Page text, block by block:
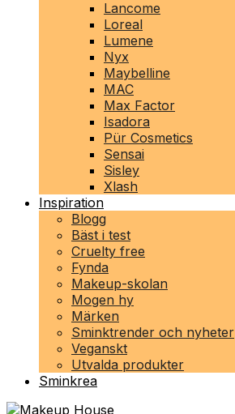
Lancome
Loreal
Lumene
Nyx
Maybelline
MAC
Max Factor
Isadora
Pür Cosmetics
Sensai
Sisley
Xlash
Inspiration
Blogg
Bäst i test
Cruelty free
Fynda
Makeup-skolan
Mogen hy
Märken
Sminktrender och nyheter
Veganskt
Utvalda produkter
Sminkrea